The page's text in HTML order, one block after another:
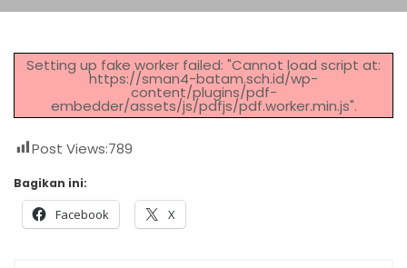
Setting up fake worker failed: "Cannot load script at:
https://sman4-batam.sch.id/wp-
content/plugins/pdf-
embedder/assets/js/pdfjs/pdf.worker.min.js".
Post Views:789
Bagikan ini:
Facebook X